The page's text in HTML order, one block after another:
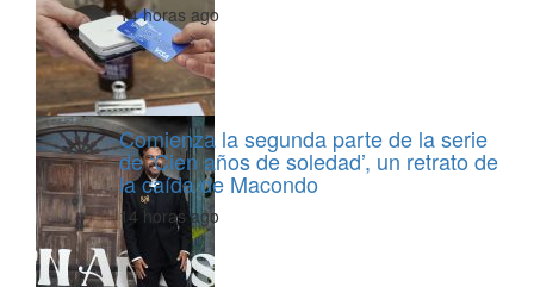
14 horas ago
Comienza la segunda parte de la serie
de ‘Cien años de soledad’, un retrato de
la caída de Macondo
14 horas ago